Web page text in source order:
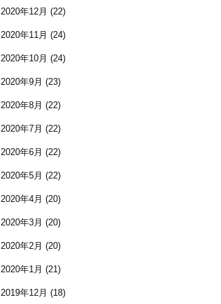
2020年12月 (22)
2020年11月 (24)
2020年10月 (24)
2020年9月 (23)
2020年8月 (22)
2020年7月 (22)
2020年6月 (22)
2020年5月 (22)
2020年4月 (20)
2020年3月 (20)
2020年2月 (20)
2020年1月 (21)
2019年12月 (18)